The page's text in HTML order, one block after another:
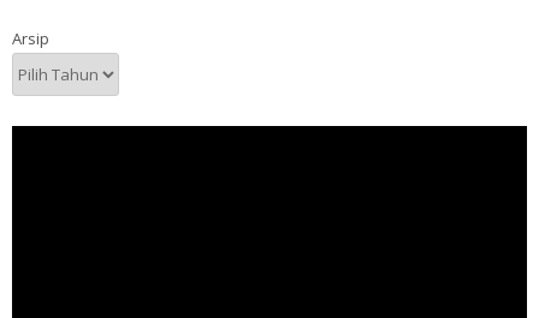
Arsip